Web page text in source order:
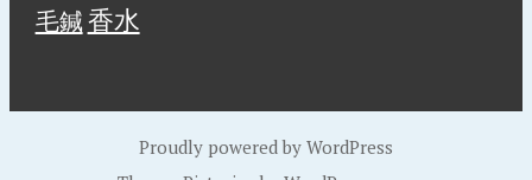
毛鍼香水
Proudly powered by WordPress